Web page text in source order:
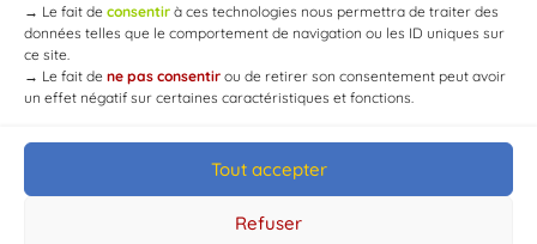
→ Le fait de consentir à ces technologies nous permettra de traiter des
données telles que le comportement de navigation ou les ID uniques sur
ce site.
→ Le fait de ne pas consentir ou de retirer son consentement peut avoir
un effet négatif sur certaines caractéristiques et fonctions.
Tout accepter
Refuser
© Mairie de Chaource [2004-2024] | Tous droits réservés.
Developed byWEB3-DESIGN